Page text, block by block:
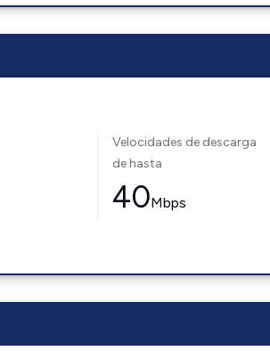
Velocidades de descarga
de hasta
40Mbps